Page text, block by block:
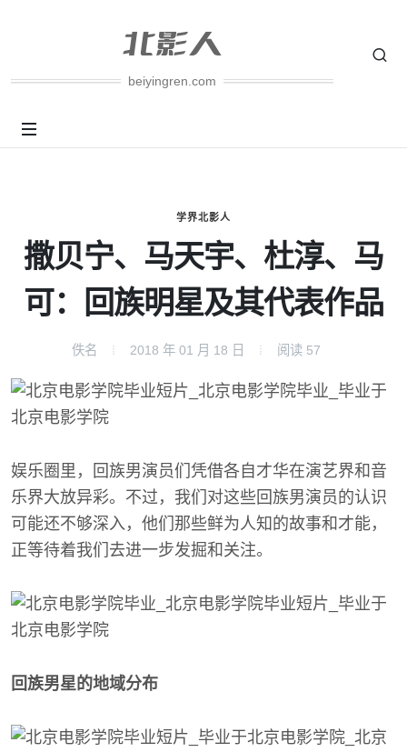
beiyingren.com
学界北影人
撒贝宁、马天宇、杜淳、马
可：回族明星及其代表作品
佚名 2018 年 01 月 18 日 阅读 57
娱乐圈里，回族男演员们凭借各自才华在演艺界和音
乐界大放异彩。不过，我们对这些回族男演员的认识
可能还不够深入，他们那些鲜为人知的故事和才能，
正等待着我们去进一步发掘和关注。
回族男星的地域分布